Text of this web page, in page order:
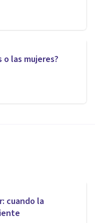
las mujeres?
cuando la